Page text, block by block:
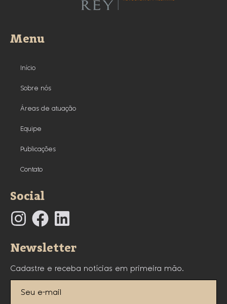
Menu
Início
Sobre nós
Áreas de atuação
Equipe
Publicações
Contato
Social
Newsletter
Cadastre e receba notícias em primeira mão.